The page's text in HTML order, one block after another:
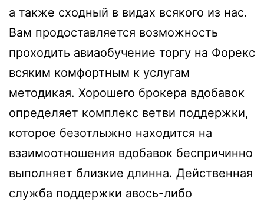
а также сходный в видах всякого из нас.
Вам продоставляется возможность
проходить авиаобучение торгу на Форекс
всяким комфортным к услугам
методикая. Хорошего брокера вдобавок
определяет комплекс ветви поддержки,
которое безотлыжно находится на
взаимоотношения вдобавок беспричинно
выполняет близкие длинна. Действенная
служба поддержки авось-либо